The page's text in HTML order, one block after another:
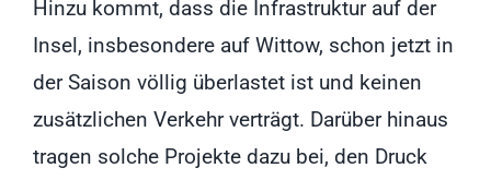
Hinzu kommt, dass die Infrastruktur auf der
Insel, insbesondere auf Wittow, schon jetzt in
der Saison völlig überlastet ist und keinen
zusätzlichen Verkehr verträgt. Darüber hinaus
tragen solche Projekte dazu bei, den Druck